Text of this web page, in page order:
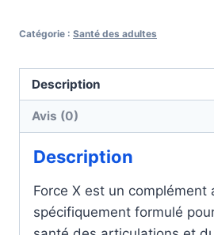
79,95 €.59,95 €.
X
Catégorie : Santé des adultes
Description
Avis (0)
Description
Force X est un complément
spécifiquement formulé